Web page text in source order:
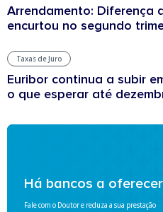
Arrendamento: Diferença
encurtou no segundo
Taxas de Juro
Euribor continua a subir
o que esperar até
Há bancos a
Fale com o Doutor e reduza a sua prestação